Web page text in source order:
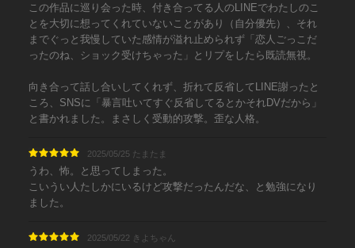
この作品に巡り会った時、付き合ってる人のLINEでわたしのこ
とを大切に想ってくれていないことがあり（自分優先）、それ
までぐっと我慢していた感情が溢れ止められず「恋人ごっこだ
ったのね、ショック受けちゃった」とリプをしたら既読無視。
向き合って話し合いしてくれず、折れて反省してLINE謝ったと
ころ、SNSに「暴言吐いてすぐ反省してるとかそれDVだから」
と書かれました。まさしく受動的攻撃。歪な人格。
2025/05/25 たまたま
うわ、怖。と思ってしまった。
こいうい人たしかにいるけど攻撃だったんだな、と勉強になり
ました。
2025/05/22 きよちゃん